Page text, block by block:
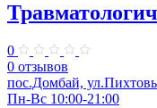
0
0 отзывов
пос.Домбай,
Пн-Вс 10:00-21:00